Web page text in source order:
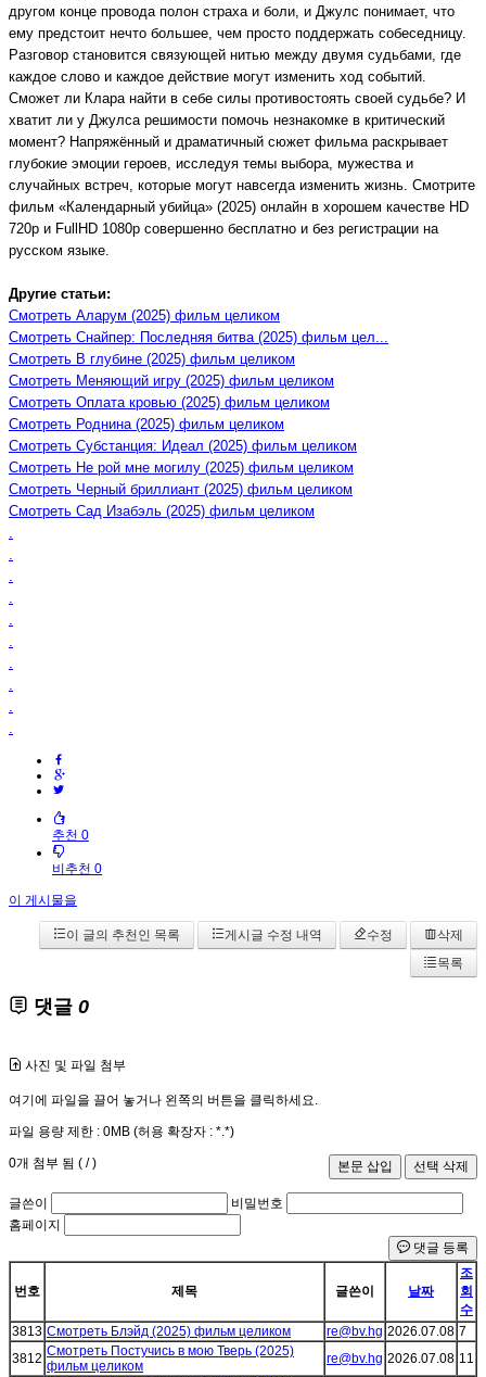
другом конце провода полон страха и боли, и Джулс понимает, что
ему предстоит нечто большее, чем просто поддержать собеседницу.
Разговор становится связующей нитью между двумя судьбами, где
каждое слово и каждое действие могут изменить ход событий.
Сможет ли Клара найти в себе силы противостоять своей судьбе? И
хватит ли у Джулса решимости помочь незнакомке в критический
момент? Напряжённый и драматичный сюжет фильма раскрывает
глубокие эмоции героев, исследуя темы выбора, мужества и
случайных встреч, которые могут навсегда изменить жизнь. Смотрите
фильм «Календарный убийца» (2025) онлайн в хорошем качестве HD
720p и FullHD 1080p совершенно бесплатно и без регистрации на
русском языке.
Другие статьи:
Смотреть Аларум (2025) фильм целиком
Смотреть Снайпер: Последняя битва (2025) фильм цел...
Смотреть В глубине (2025) фильм целиком
Смотреть Меняющий игру (2025) фильм целиком
Смотреть Оплата кровью (2025) фильм целиком
Смотреть Роднина (2025) фильм целиком
Смотреть Субстанция: Идеал (2025) фильм целиком
Смотреть Не рой мне могилу (2025) фильм целиком
Смотреть Черный бриллиант (2025) фильм целиком
Смотреть Сад Изабэль (2025) фильм целиком
추천 0
비추천 0
이 게시물을
이 글의 추천인 목록 게시글 수정 내역 수정
삭제
목록
댓글 0
사진 및 파일 첨부
여기에 파일을 끌어 놓거나 왼쪽의 버튼을 클릭하세요.
파일 용량 제한 : 0MB (허용 확장자 : *.*)
0개 첨부 됨 ( /)
글쓴이
비밀번호
홈페이지
댓글 등록
번호 제목 글쓴이 날짜
조
회
수
3813 Смотреть Блэйд (2025) фильм целиком re@bv.hg 2026.07.08 7
3812 Смотреть Постучись в мою Тверь (2025)
фильм целиком
re@bv.hg 2026.07.08 11